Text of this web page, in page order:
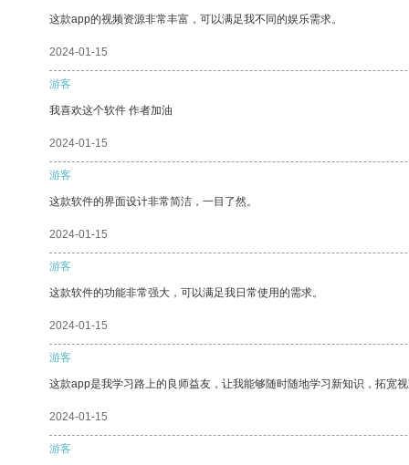
这款app的视频资源非常丰富，可以满足我不同的娱乐需求。
2024-01-15
游客
我喜欢这个软件 作者加油
2024-01-15
游客
这款软件的界面设计非常简洁，一目了然。
2024-01-15
游客
这款软件的功能非常强大，可以满足我日常使用的需求。
2024-01-15
游客
这款app是我学习路上的良师益友，让我能够随时随地学习新知识，拓宽
2024-01-15
游客